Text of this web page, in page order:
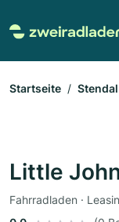
Startseite Stendal
Little
Fahrradladen ·